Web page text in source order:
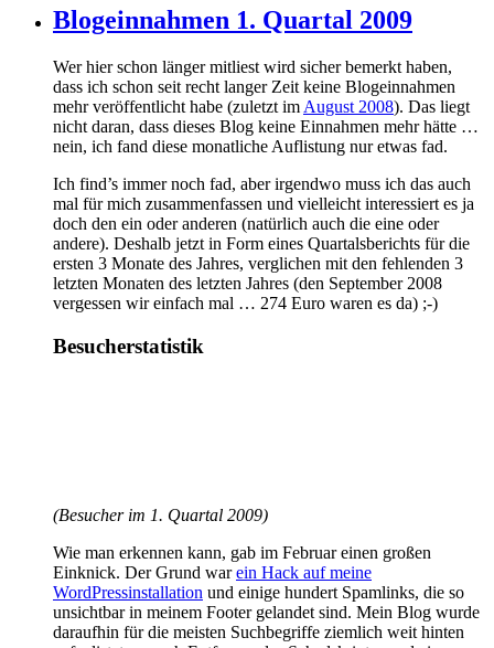
Blogeinnahmen 1. Quartal 2009
Wer hier schon länger mitliest wird sicher bemerkt haben,
dass ich schon seit recht langer Zeit keine Blogeinnahmen
mehr veröffentlicht habe (zuletzt im August 2008). Das liegt
nicht daran, dass dieses Blog keine Einnahmen mehr hätte …
nein, ich fand diese monatliche Auflistung nur etwas fad.
Ich find’s immer noch fad, aber irgendwo muss ich das auch
mal für mich zusammenfassen und vielleicht interessiert es ja
doch den ein oder anderen (natürlich auch die eine oder
andere). Deshalb jetzt in Form eines Quartalsberichts für die
ersten 3 Monate des Jahres, verglichen mit den fehlenden 3
letzten Monaten des letzten Jahres (den September 2008
vergessen wir einfach mal … 274 Euro waren es da) ;-)
Besucherstatistik
(Besucher im 1. Quartal 2009)
Wie man erkennen kann, gab im Februar einen großen
Einknick. Der Grund warein Hack auf meine
WordPressinstallation und einige hundert Spamlinks, die so
unsichtbar in meinem Footer gelandet sind. Mein Blog wurde
daraufhin für die meisten Suchbegriffe ziemlich weit hinten